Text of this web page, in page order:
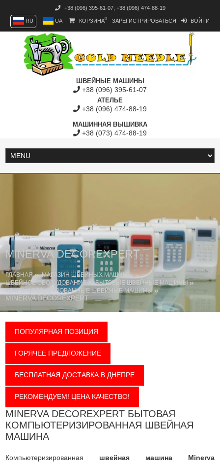
+38 (096) 395-61-07; +38 (096) 474-88-19
RU UA КОРЗИНА0 ЗАРЕГИСТРИРОВАТЬСЯ ВОЙТИ
ШВЕЙНЫЕ МАШИНЫ
+38 (096) 395-61-07
АТЕЛЬЕ
+38 (096) 474-88-19
МАШИННАЯ ВЫШИВКА
+38 (073) 474-88-19
MINERVA DECOREXPERT
ГЛАВНАЯ
МАГАЗИН ШВЕЙНЫХ МАШИН
ШВЕЙНОЕ ОБОРУДОВАНИЕ
БЫТОВЫЕ ШВЕЙНЫЕ МАШИНЫ
КОМПЬЮТЕРИЗИРОВАННЫЕ ШВЕЙНЫЕ МАШИНЫ
MINERVA DECOREXPERT
ПОПУЛЯРНАЯ ПОЗИЦИЯ
ГОРЯЧЕЕ ПРЕДЛОЖЕНИЕ
БЕСПЛАТНАЯ ДОСТАВКА В ДНЕПРЕ
РЕКОМЕНДУЕМ! ЦЕНА КАЧЕСТВО!
MINERVA DECOREXPERT БЫТОВАЯ
КОМПЬЮТЕРИЗИРОВАННАЯ ШВЕЙНАЯ
МАШИНА
Компьютеризированная швейная машина Minerva